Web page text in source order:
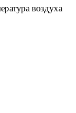
воздуха